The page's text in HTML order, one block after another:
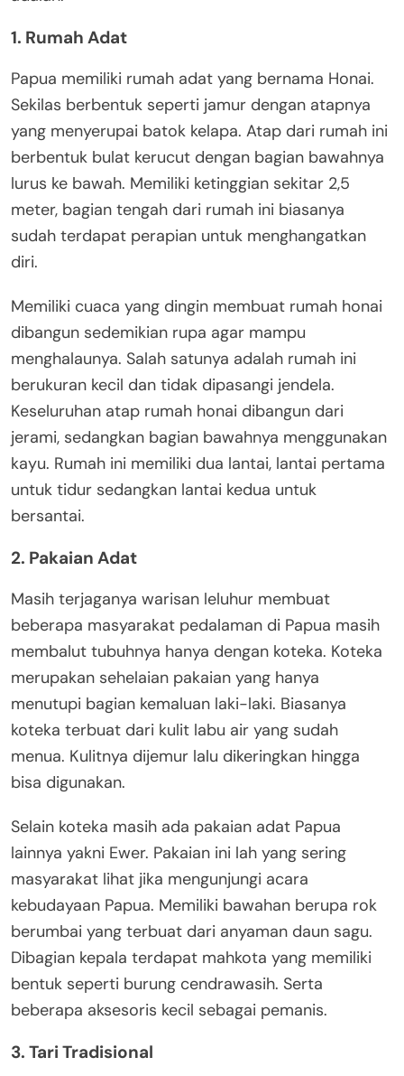
1. Rumah Adat
Papua memiliki rumah adat yang bernama Honai.
Sekilas berbentuk seperti jamur dengan atapnya
yang menyerupai batok kelapa. Atap dari rumah ini
berbentuk bulat kerucut dengan bagian bawahnya
lurus ke bawah. Memiliki ketinggian sekitar 2,5
meter, bagian tengah dari rumah ini biasanya
sudah terdapat perapian untuk menghangatkan
diri.
Memiliki cuaca yang dingin membuat rumah honai
dibangun sedemikian rupa agar mampu
menghalaunya. Salah satunya adalah rumah ini
berukuran kecil dan tidak dipasangi jendela.
Keseluruhan atap rumah honai dibangun dari
jerami, sedangkan bagian bawahnya menggunakan
kayu. Rumah ini memiliki dua lantai, lantai pertama
untuk tidur sedangkan lantai kedua untuk
bersantai.
2. Pakaian Adat
Masih terjaganya warisan leluhur membuat
beberapa masyarakat pedalaman di Papua masih
membalut tubuhnya hanya dengan koteka. Koteka
merupakan sehelaian pakaian yang hanya
menutupi bagian kemaluan laki-laki. Biasanya
koteka terbuat dari kulit labu air yang sudah
menua. Kulitnya dijemur lalu dikeringkan hingga
bisa digunakan.
Selain koteka masih ada pakaian adat Papua
lainnya yakni Ewer. Pakaian ini lah yang sering
masyarakat lihat jika mengunjungi acara
kebudayaan Papua. Memiliki bawahan berupa rok
berumbai yang terbuat dari anyaman daun sagu.
Dibagian kepala terdapat mahkota yang memiliki
bentuk seperti burung cendrawasih. Serta
beberapa aksesoris kecil sebagai pemanis.
3. Tari Tradisional